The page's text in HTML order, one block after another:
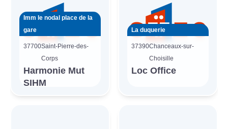
Imm le nodal place de la
gare
37700Saint-Pierre-des-
Corps
Harmonie Mut
SIHM
La duquerie
37390Chanceaux-sur-
Choisille
Loc Office